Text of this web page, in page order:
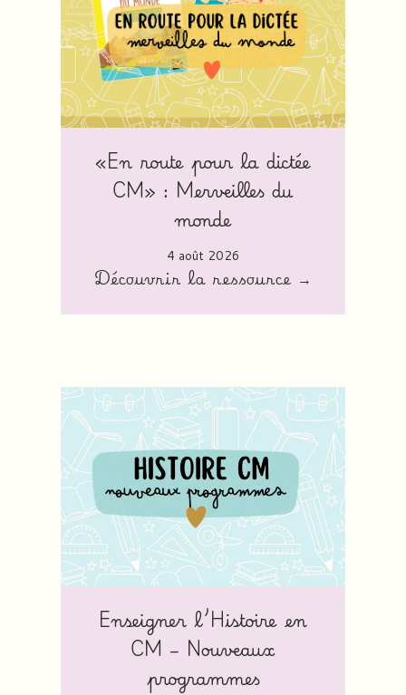
«En route pour la dictée
CM» : Merveilles du
monde
4 août 2026
Découvrir la ressource →
Enseigner l’Histoire en
CM – Nouveaux
programmes